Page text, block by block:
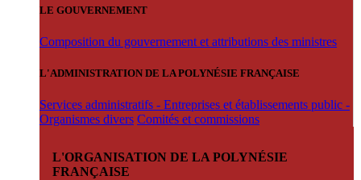
LE GOUVERNEMENT
Composition du gouvernement et attributions des ministres
L'ADMINISTRATION DE LA POLYNÉSIE FRANÇAISE
Services administratifs - Entreprises et établissements public -
Organismes divers Comités et commissions
L'ORGANISATION DE LA POLYNÉSIE
FRANÇAISE